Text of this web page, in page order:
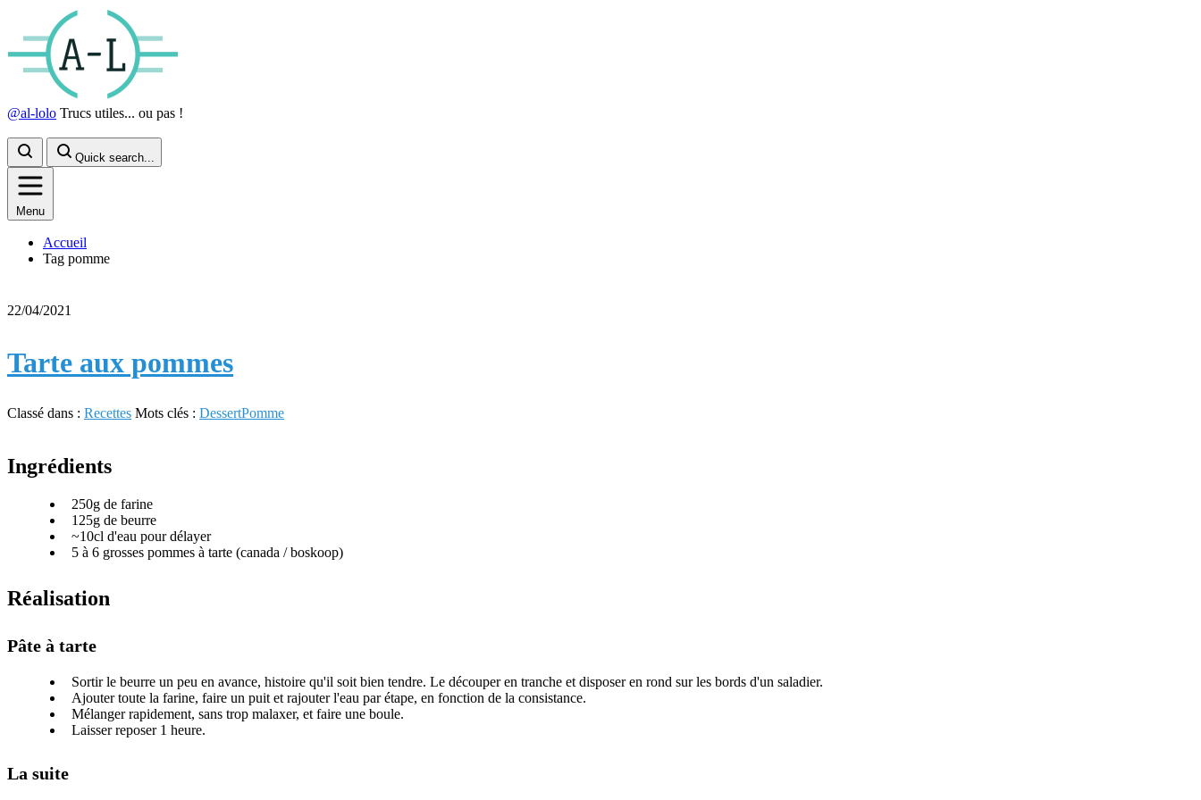
@al-lolo Trucs utiles... ou pas !
Quick search...
Menu
Accueil
Tag pomme
22/04/2021
Tarte aux pommes
Classé dans : Recettes Mots clés : DessertPomme
Ingrédients
250g de farine
125g de beurre
~10cl d'eau pour délayer
5 à 6 grosses pommes à tarte (canada / boskoop)
Réalisation
Pâte à tarte
Sortir le beurre un peu en avance, histoire qu'il soit bien tendre. Le découper en tranche et disposer en rond sur les bords d'un saladier.
Ajouter toute la farine, faire un puit et rajouter l'eau par étape, en fonction de la consistance.
Mélanger rapidement, sans trop malaxer, et faire une boule.
Laisser reposer 1 heure.
La suite